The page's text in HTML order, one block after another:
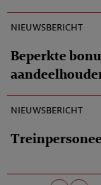
nieuwsbericht
Beperkte
nieuwsbericht